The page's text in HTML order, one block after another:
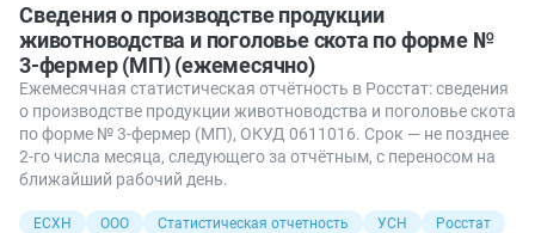
Сведения о производстве продукции
животноводства и поголовье скота по форме №
3-фермер (МП) (ежемесячно)
Ежемесячная статистическая отчётность в Росстат: сведения
о производстве продукции животноводства и поголовье скота
по форме № 3-фермер (МП), ОКУД 0611016. Срок — не позднее
2-го числа месяца, следующего за отчётным, с переносом на
ближайший рабочий день.
ЕСХН ООО Статистическая отчетность УСН
Росстат